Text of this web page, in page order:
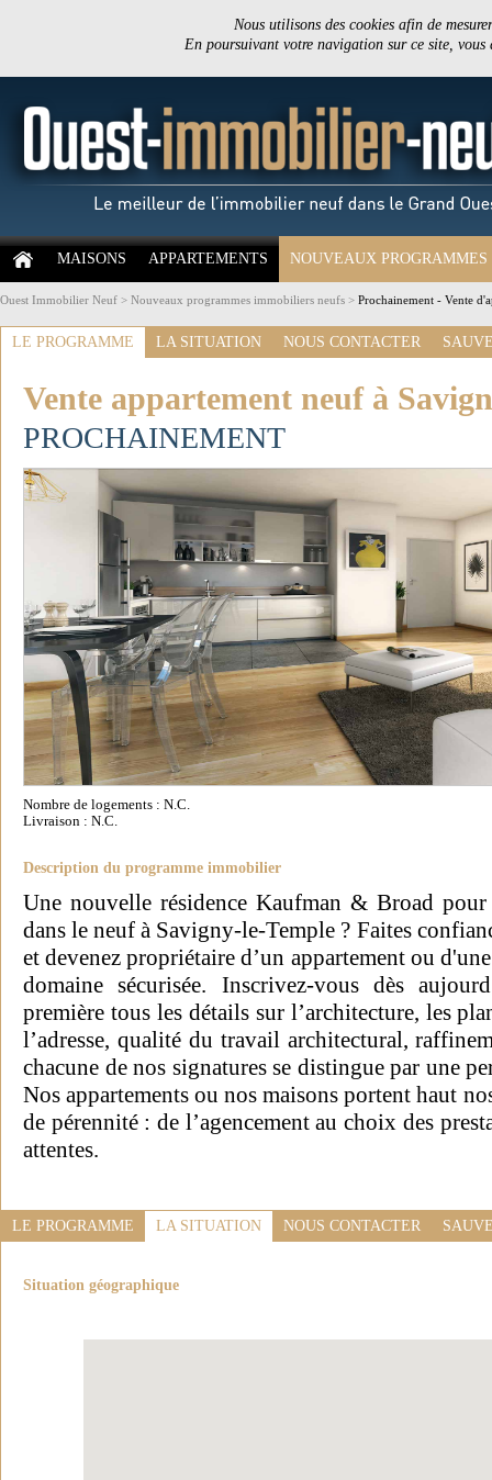
Nous utilisons des cookies afin de
En poursuivant votre navigation sur ce site,
MAISONS APPARTEMENTS NOUVEAUX PROGRAMMES
Ouest Immobilier Neuf > Nouveaux programmes immobiliers neufs > Prochainement - Vente
LE PROGRAMME LA SITUATION NOUS CONTACTER
Vente appartement neuf à
PROCHAINEMENT
Nombre de logements : N.C.
Livraison : N.C.
Description du programme immobilier
Une nouvelle résidence Kaufman & Broad
dans le neuf à Savigny-le-Temple ? Faites
et devenez propriétaire d’un appartement ou
domaine sécurisée. Inscrivez-vous dès
première tous les détails sur l’architecture, les
l’adresse, qualité du travail architectural,
chacune de nos signatures se distingue par une
Nos appartements ou nos maisons portent haut
de pérennité : de l’agencement au choix des
attentes.
LE PROGRAMME LA SITUATION NOUS CONTACTER
Situation géographique